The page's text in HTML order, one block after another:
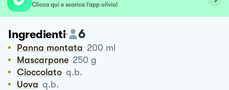
Clicca qui e scarica l’app olivia!
Ingredienti 6
Panna montata 200 ml
Mascarpone 250 g
Cioccolato q.b.
Uova q.b.